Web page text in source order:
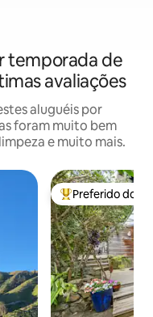
temporada de
avaliações
aluguéis por
foram muito bem
e muito mais.
Entre os
Preferido dos